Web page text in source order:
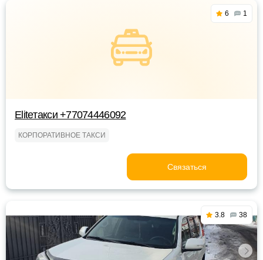
6 1
Eliteтакси +77074446092
КОРПОРАТИВНОЕ ТАКСИ
Связаться
3.8 38